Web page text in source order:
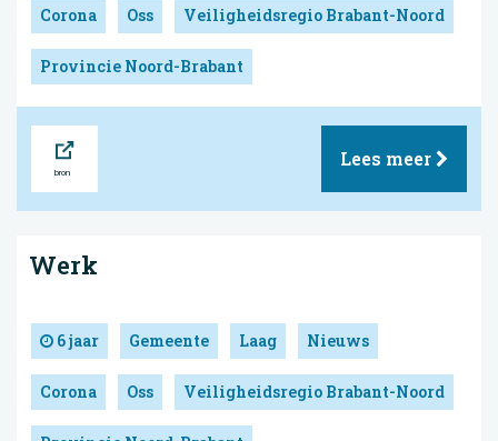
Corona Oss Veiligheidsregio Brabant-Noord
Provincie Noord-Brabant
Lees meer
Werk
6 jaar Gemeente Laag Nieuws
Corona Oss Veiligheidsregio Brabant-Noord